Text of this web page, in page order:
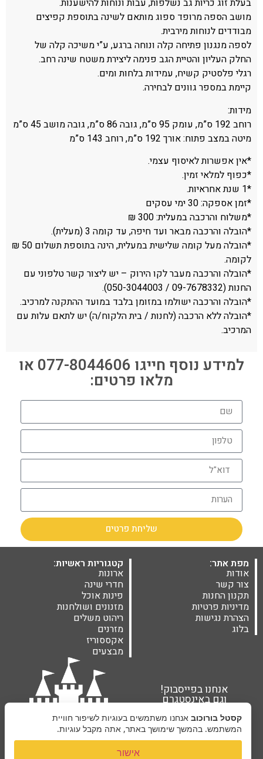
בעלת זוג כריות גב נשלפות, עבות ונוחות להישענות.
מושב הספה מרופד ספוג מותאם לשינה בתוספת קפיצים
מבודדים לנוחות מירבית.
לספה מנגנון פתיחה קלה ונוחה ברגע, ע”י משיכה קלה של
החלק העליון והטיית הגב פנימה ליצירת משטח שינה רחב.
רגלי פלסטיק קשיח, עמידות בלחות ומים.
קיימת במספר גוונים לבחירה.
מידות:
רוחב 192 ס”מ, עומק 95 ס”מ, גובה 86 ס”מ, גובה מושב 45 ס”מ
מיטה במצב פתוח: אורך 192 ס”מ, רוחב 143 ס”מ
*אין אפשרות לאיסוף עצמי.
*כפוף למלאי זמין.
*1 שנת אחראיות.
*זמן אספקה: 30 ימי עסקים
*משלוח והרכבה במעלית: 300 ₪
*הובלה והרכבה מבאר ועד חיפה, עד קומה 3 (מעלית).
*הובלה מעל קומה שלישית במעלית, הינה בתוספת תשלום 50 ₪
לקומה.
*הובלה והרכבה מעבר לקו הירוק – יש ליצור קשר טלפוני עם
החנות (09-7678332 / 050-3044003).
*הובלה והרכבה ישולמו במזומן בלבד במועד ההתקנה למרכיב.
*הובלה ללא הרכבה (לחנות / בית הלקוח/ה) יש לתאם עלות עם
המרכיב.
למידע נוסף חייגו 077-8044606 או
מלאו פרטים:
שליחת פרטים
מפת אתר:
אודות
צור קשר
תקנון החנות
מדיניות פרטיות
הצהרת נגישות
בלוג
קטגוריות ראשיות:
ארונות
חדרי שינה
פינות אוכל
מזנונים ושולחנות
ריהוט משלים
מזרנים
אקססוריז
מבצעים
אנחנו בפייסבוק!
וגם באינסטגרם
קסטל בורוכוב אנחנו משתמשים בעוגיות לשיפור חוויית
המשתמש. בהמשך שימושך באתר, אתה מקבל עוגיות.
אישור